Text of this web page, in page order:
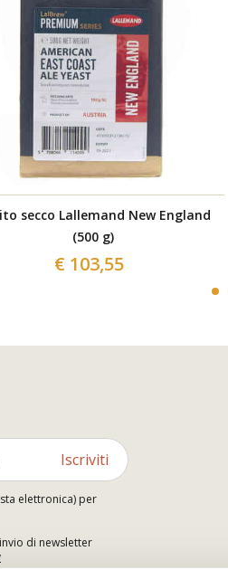
secco Lallemand New England
(500 g)
€ 103,55
Iscriviti
elettronica) per
di newsletter